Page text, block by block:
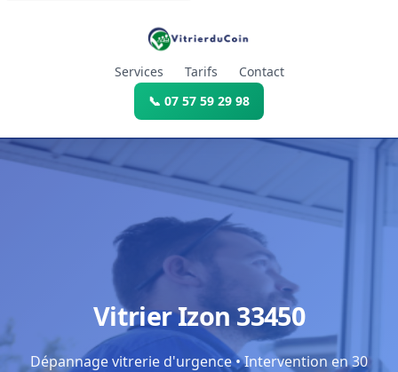
Services Tarifs
Contact
📞 07 57 59 29 98
Vitrier Izon 33450
Dépannage vitrerie d'urgence • Intervention en 30